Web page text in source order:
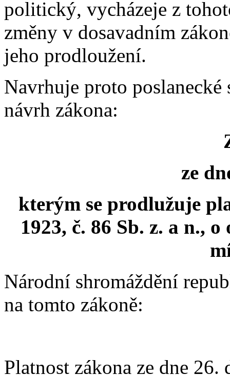
politický, vycházeje z
změny v dosavadním
jeho prodloužení.
Navrhuje proto
návrh zákona:
ze
kterým se prodlužuje
1923, č. 86 Sb. z. a n.,
Národní shromáždění
na tomto zákoně:
Platnost zákona ze dne